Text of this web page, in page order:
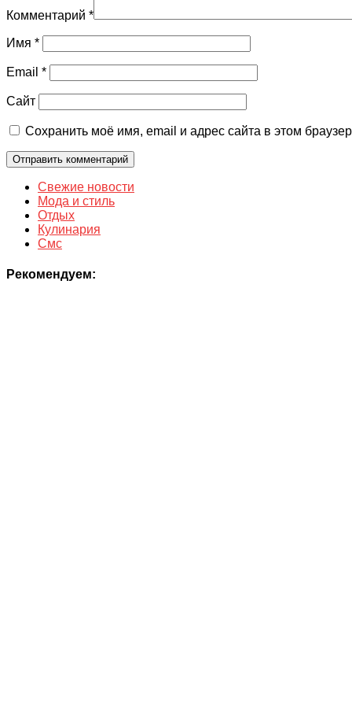
Комментарий *
Имя *
Email *
Сайт
Сохранить моё имя, email и адрес сайта в этом
Свежие новости
Мода и стиль
Отдых
Кулинария
Смс
Рекомендуем: